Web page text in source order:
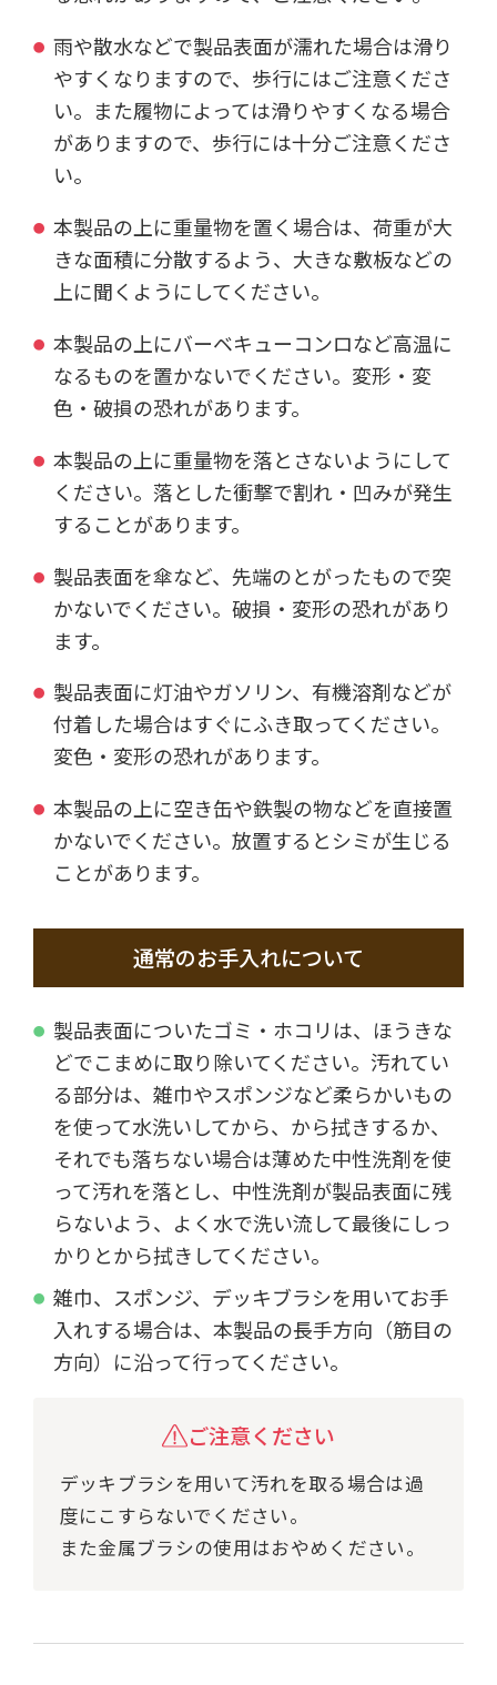
雨や散水などで製品表面が濡れた場合は滑り
やすくなりますので、歩行にはご注意くださ
い。また履物によっては滑りやすくなる場合
がありますので、歩行には十分ご注意くださ
い。
本製品の上に重量物を置く場合は、荷重が大
きな面積に分散するよう、大きな敷板などの
上に聞くようにしてください。
本製品の上にバーベキューコンロなど高温に
なるものを置かないでください。変形・変
色・破損の恐れがあります。
本製品の上に重量物を落とさないようにして
ください。落とした衝撃で割れ・凹みが発生
することがあります。
製品表面を傘など、先端のとがったもので突
かないでください。破損・変形の恐れがあり
ます。
製品表面に灯油やガソリン、有機溶剤などが
付着した場合はすぐにふき取ってください。
変色・変形の恐れがあります。
本製品の上に空き缶や鉄製の物などを直接置
かないでください。放置するとシミが生じる
ことがあります。
通常のお手入れについて
製品表面についたゴミ・ホコリは、ほうきな
どでこまめに取り除いてください。汚れてい
る部分は、雑巾やスポンジなど柔らかいもの
を使って水洗いしてから、から拭きするか、
それでも落ちない場合は薄めた中性洗剤を使
って汚れを落とし、中性洗剤が製品表面に残
らないよう、よく水で洗い流して最後にしっ
かりとから拭きしてください。
雑巾、スポンジ、デッキブラシを用いてお手
入れする場合は、本製品の長手方向（筋目の
方向）に沿って行ってください。
ご注意ください
デッキブラシを用いて汚れを取る場合は過
度にこすらないでください。
また金属ブラシの使用はおやめください。